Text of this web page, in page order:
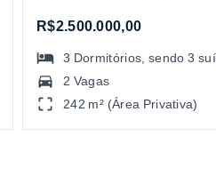
R$2.500.000,00
3 Dormitórios , sendo3
2 Vagas
242 m² (Área Privativa)